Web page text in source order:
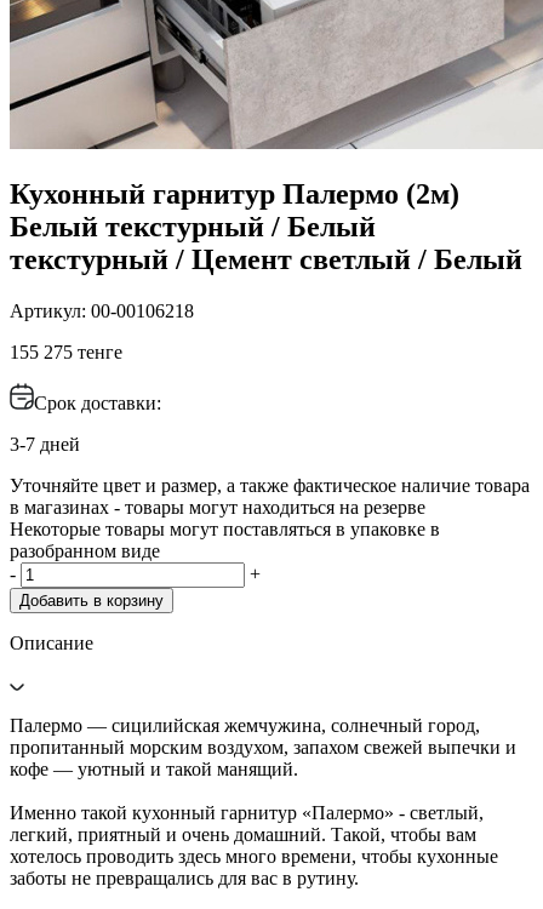
Кухонный гарнитур Палермо (2м)
Белый текстурный / Белый
текстурный / Цемент светлый / Белый
Артикул: 00-00106218
155 275 тенге
Срок доставки:
3-7 дней
Уточняйте цвет и размер, а также фактическое наличие товара
в магазинах - товары могут находиться на резерве
Некоторые товары могут поставляться в упаковке в
разобранном виде
-
+
Добавить в корзину
Описание
Палермо — сицилийская жемчужина, солнечный город,
пропитанный морским воздухом, запахом свежей выпечки и
кофе — уютный и такой манящий.
Именно такой кухонный гарнитур «Палермо» - светлый,
легкий, приятный и очень домашний. Такой, чтобы вам
хотелось проводить здесь много времени, чтобы кухонные
заботы не превращались для вас в рутину.